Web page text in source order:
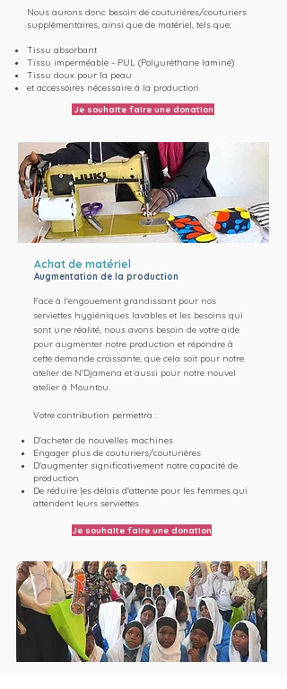
Nous aurons donc besoin de couturières/couturiers
supplémentaires, ainsi que de matériel, tels que:
Tissu absorbant
Tissu imperméable - PUL (Polyuréthane laminé)
Tissu doux pour la peau
et accessoires nécessaire à la production
Je souhaite faire une donation
Achat de matériel
Augmentation de la production
Face à l'engouement grandissant pour nos
serviettes hygiéniques lavables et les besoins qui
sont une réalité, nous avons besoin de votre aide
pour augmenter notre production et répondre à
cette demande croissante, que cela soit pour notre
atelier de N'Djamena et aussi pour notre nouvel
atelier à Mountou.
Votre contribution permettra :
D'acheter de nouvelles machines
Engager plus de couturiers/couturières
D'augmenter significativement notre capacité de
production
De réduire les délais d'attente pour les femmes qui
attendent leurs serviettes
Je souhaite faire une donation